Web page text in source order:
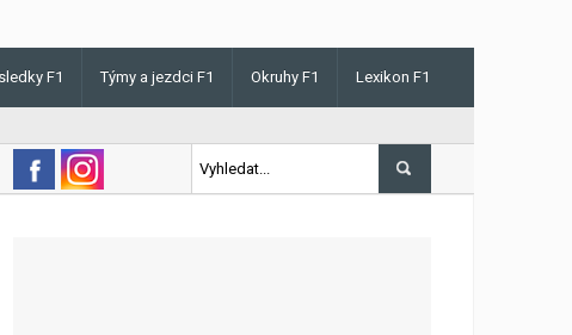
F1 Týmy a jezdci F1 Okruhy F1 Lexikon F1
Norris v Maďarsku letos poprvé vyhrál kvalifikaci